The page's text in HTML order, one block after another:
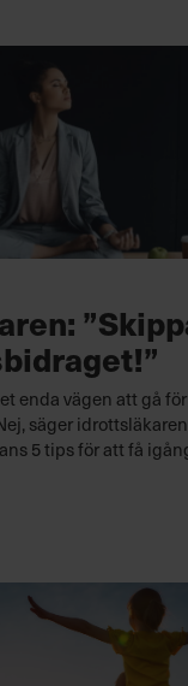
enda vägen att gå
säger
5 tips för att få